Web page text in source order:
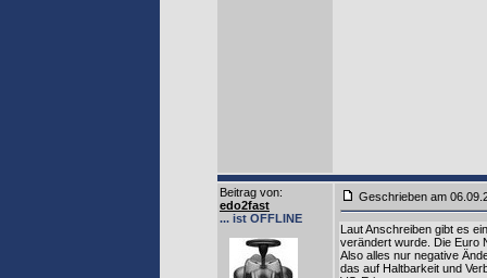
Beitrag von:
edo2fast
... ist OFFLINE
Geschrieben am
Laut Anschreiben gibt es
verändert wurde. Die Euro
Also alles nur negative
das auf Haltbarkeit und